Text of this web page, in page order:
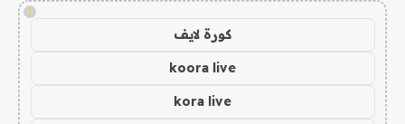
!
كورة لايف
koora live
kora live